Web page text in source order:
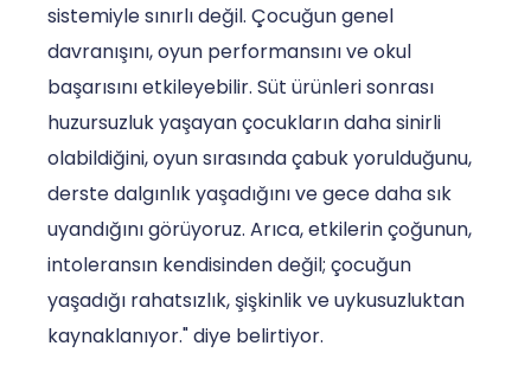
sistemiyle sınırlı değil. Çocuğun genel
davranışını, oyun performansını ve okul
başarısını etkileyebilir. Süt ürünleri sonrası
huzursuzluk yaşayan çocukların daha sinirli
olabildiğini, oyun sırasında çabuk yorulduğunu,
derste dalgınlık yaşadığını ve gece daha sık
uyandığını görüyoruz. Arıca, etkilerin çoğunun,
intoleransın kendisinden değil; çocuğun
yaşadığı rahatsızlık, şişkinlik ve uykusuzluktan
kaynaklanıyor." diye belirtiyor.